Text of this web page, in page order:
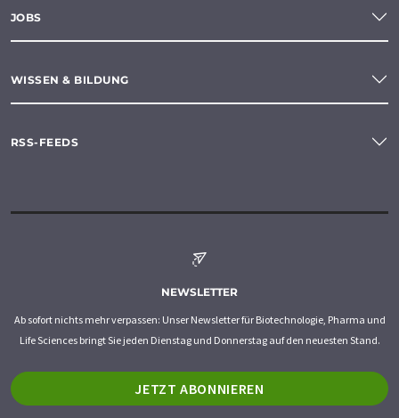
JOBS
WISSEN & BILDUNG
RSS-FEEDS
NEWSLETTER
Ab sofort nichts mehr verpassen: Unser Newsletter für Biotechnologie, Pharma und
Life Sciences bringt Sie jeden Dienstag und Donnerstag auf den neuesten Stand.
JETZT ABONNIEREN